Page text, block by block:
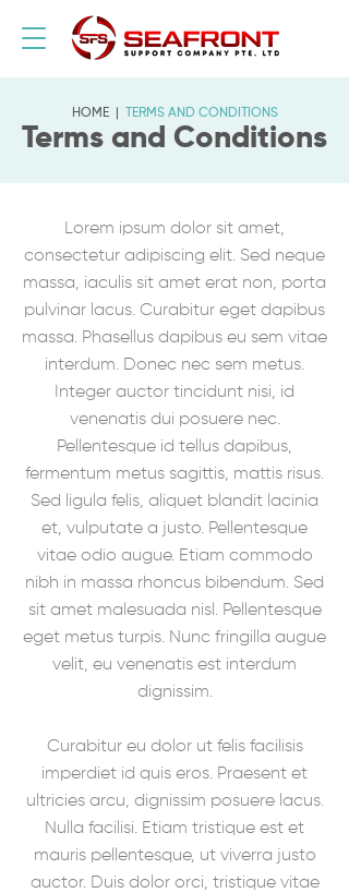
HOME| TERMS AND CONDITIONS
Terms and Conditions
Lorem ipsum dolor sit amet,
consectetur adipiscing elit. Sed neque
massa, iaculis sit amet erat non, porta
pulvinar lacus. Curabitur eget dapibus
massa. Phasellus dapibus eu sem vitae
interdum. Donec nec sem metus.
Integer auctor tincidunt nisi, id
venenatis dui posuere nec.
Pellentesque id tellus dapibus,
fermentum metus sagittis, mattis risus.
Sed ligula felis, aliquet blandit lacinia
et, vulputate a justo. Pellentesque
vitae odio augue. Etiam commodo
nibh in massa rhoncus bibendum. Sed
sit amet malesuada nisl. Pellentesque
eget metus turpis. Nunc fringilla augue
velit, eu venenatis est interdum
dignissim.
Curabitur eu dolor ut felis facilisis
imperdiet id quis eros. Praesent et
ultricies arcu, dignissim posuere lacus.
Nulla facilisi. Etiam tristique est et
mauris pellentesque, ut viverra justo
auctor. Duis dolor orci, tristique vitae